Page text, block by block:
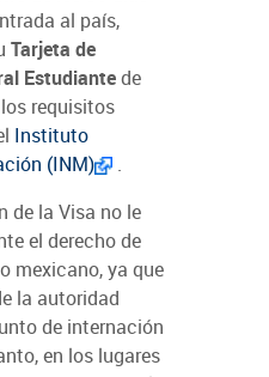
al país,
Tarjeta de
Estudiantede
requisitos
Instituto
(INM)
.
la Visa no le
el derecho de
mexicano, ya que
la autoridad
de internación
en los lugares